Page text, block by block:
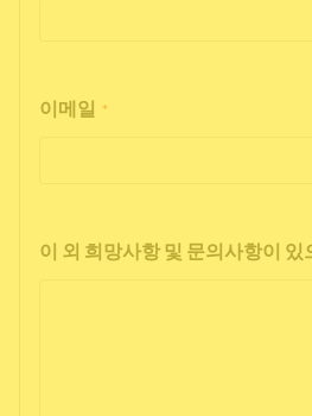
이메일 *
이 외 희망사항 및 문의사항이 있